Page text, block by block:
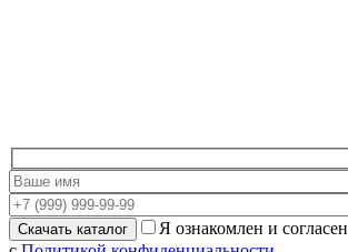
Я ознакомлен и согласен